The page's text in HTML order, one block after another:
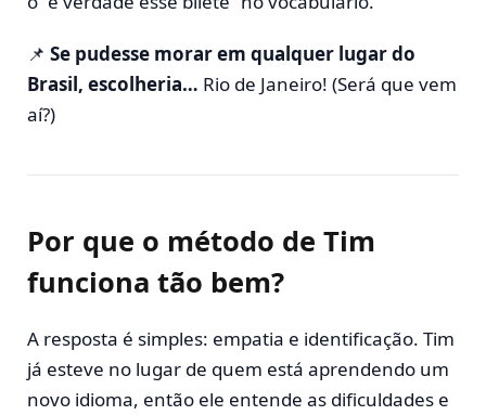
📌 Se pudesse morar em qualquer lugar do
Brasil, escolheria… Rio de Janeiro! (Será que vem
aí?)
Por que o método de Tim
funciona tão bem?
A resposta é simples: empatia e identificação. Tim
já esteve no lugar de quem está aprendendo um
novo idioma, então ele entende as dificuldades e